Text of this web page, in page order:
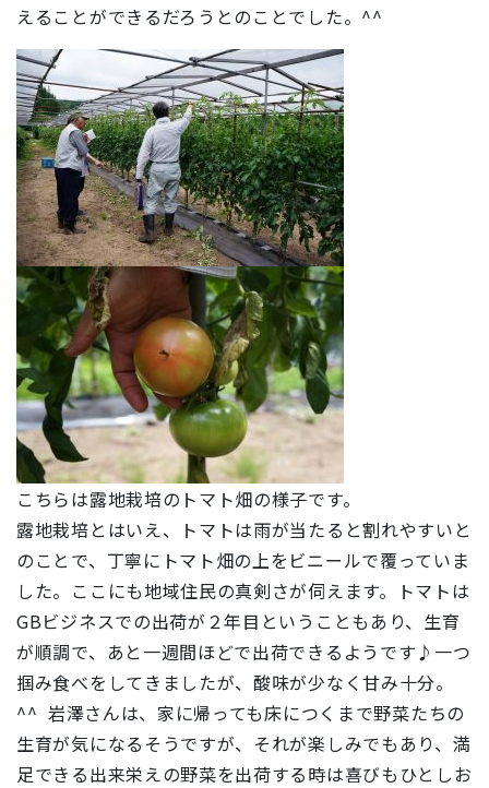
えることができるだろうとのことでした。^^
こちらは露地栽培のトマト畑の様子です。
露地栽培とはいえ、トマトは雨が当たると割れやすいと
のことで、丁寧にトマト畑の上をビニールで覆っていま
した。ここにも地域住民の真剣さが伺えます。トマトは
GBビジネスでの出荷が２年目ということもあり、生育
が順調で、あと一週間ほどで出荷できるようです♪一つ
掴み食べをしてきましたが、酸味が少なく甘み十分。
^^ 岩澤さんは、家に帰っても床につくまで野菜たちの
生育が気になるそうですが、それが楽しみでもあり、満
足できる出来栄えの野菜を出荷する時は喜びもひとしお